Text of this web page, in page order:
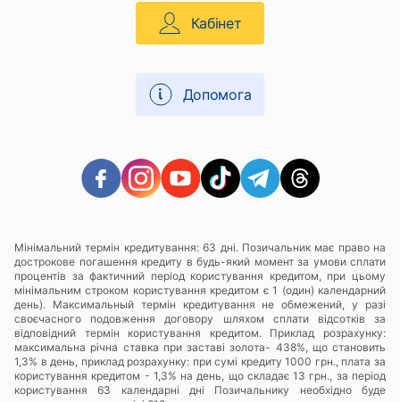
Кабінет
Допомога
Мінімальний термін кредитування: 63 дні. Позичальник має право на
дострокове погашення кредиту в будь-який момент за умови сплати
процентів за фактичний період користування кредитом, при цьому
мінімальним строком користування кредитом є 1 (один) календарний
день). Максимальный термін кредитування не обмежений, у разі
своєчасного подовження договору шляхом сплати відсотків за
відповідний термін користування кредитом. Приклад розрахунку:
максимальна річна ставка при заставі золота- 438%, що становить
1,3% в день, приклад розрахунку: при сумі кредиту 1000 грн., плата за
користування кредитом - 1,3% на день, що складає 13 грн., за період
користування 63 календарні дні Позичальнику необхідно буде